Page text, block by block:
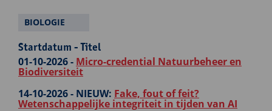
BIOLOGIE
Startdatum - Titel
01-10-2026 - Micro-credential Natuurbeheer en
Biodiversiteit
14-10-2026 - NIEUW: Fake, fout of feit?
Wetenschappelijke integriteit in tijden van AI